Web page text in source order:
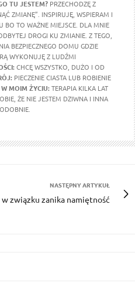
TU JESTEM? PRZECHODZĘ Z
ZMIANĘ”. INSPIRUJĘ, WSPIERAM I
BO TO WAŻNE MIEJSCE. DLA MNIE
DROGI KU ZMIANIE. Z TEGO,
BEZPIECZNEGO DOMU GDZIE
WYKONUJĘ Z LUDŹMI
CHCĘ WSZYSTKO, DUŻO I OD
PIECZENIE CIASTA LUB ROBIENIE
MOIM ŻYCIU:TERAPIA KILKA LAT
ŻE NIE JESTEM DZIWNA I INNA
NASTĘPNY ARTYKUŁ
w związku zanika namiętność